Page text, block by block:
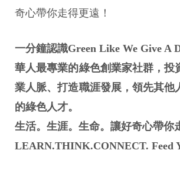
奇心帶你走得更遠！
一分鐘認識Green Like We Give A
華人最專業的綠色創業家社群，投
業人脈、打造職涯發展，領先其他
的綠色人才。
生活。生涯。生命。讓好奇心帶你
LEARN.THINK.CONNECT. Feed